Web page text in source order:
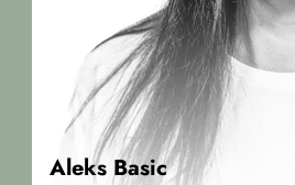
Aleks Basic